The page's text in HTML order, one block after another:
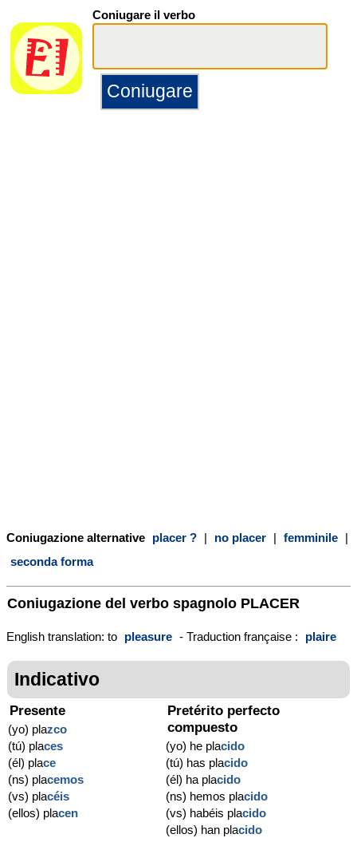
Coniugare il verbo
Coniugazione alternative placer ? | no placer | femminile |
seconda forma
Coniugazione del verbo spagnolo PLACER
English translation: to pleasure - Traduction française : plaire
Indicativo
Presente
(yo) plazco
(tú) places
(él) place
(ns) placemos
(vs) placéis
(ellos) placen
Pretérito perfecto
compuesto
(yo) he placido
(tú) has placido
(él) ha placido
(ns) hemos placido
(vs) habéis placido
(ellos) han placido